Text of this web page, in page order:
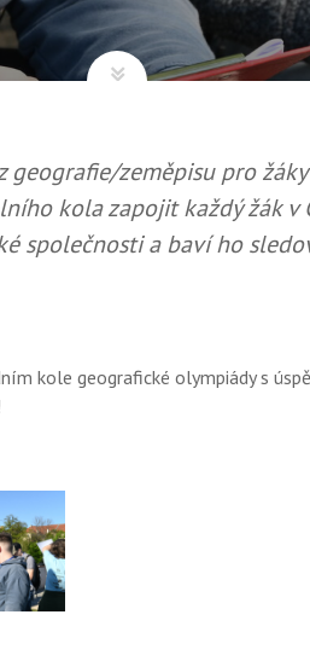
geografie/zeměpisu pro
kola zapojit každý žák v
společnosti a baví ho
kole geografické olympiády s